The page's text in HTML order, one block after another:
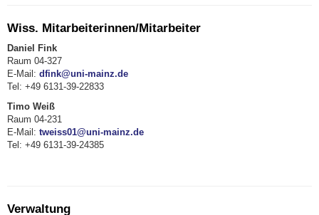
Wiss. Mitarbeiterinnen/Mitarbeiter
Daniel Fink
Raum 04-327
E-Mail: dfink@uni-mainz.de
Tel: +49 6131-39-22833
Timo Weiß
Raum 04-231
E-Mail: tweiss01@uni-mainz.de
Tel: +49 6131-39-24385
Verwaltung